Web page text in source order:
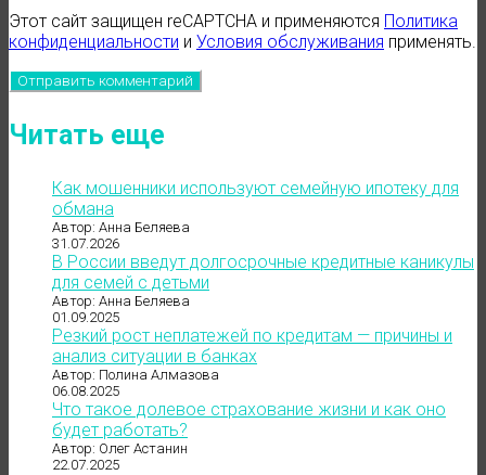
Этот сайт защищен reCAPTCHA и применяются Политика
конфиденциальности и Условия обслуживания применять.
Читать еще
Как мошенники используют семейную ипотеку для
обмана
Автор: Анна Беляева
31.07.2026
В России введут долгосрочные кредитные каникулы
для семей с детьми
Автор: Анна Беляева
01.09.2025
Резкий рост неплатежей по кредитам — причины и
анализ ситуации в банках
Автор: Полина Алмазова
06.08.2025
Что такое долевое страхование жизни и как оно
будет работать?
Автор: Олег Астанин
22.07.2025